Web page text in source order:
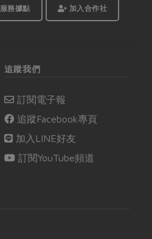
服務據點 加入合作社
追蹤我們
訂閱電子報
追蹤Facebook專頁
加入LINE好友
訂閱YouTube頻道